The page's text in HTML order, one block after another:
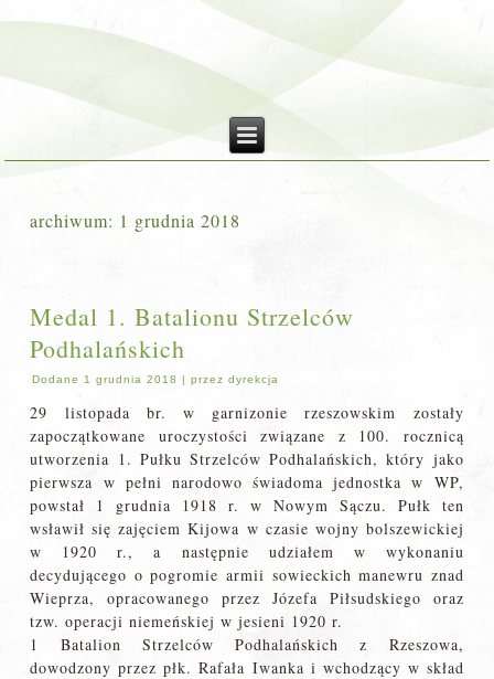
archiwum: 1 grudnia 2018
Medal 1. Batalionu Strzelców
Podhalańskich
Dodane 1 grudnia 2018 |przez dyrekcja
29 listopada br. w garnizonie rzeszowskim zostały
zapoczątkowane uroczystości związane z 100. rocznicą
utworzenia 1. Pułku Strzelców Podhalańskich, który jako
pierwsza w pełni narodowo świadoma jednostka w WP,
powstał 1 grudnia 1918 r. w Nowym Sączu. Pułk ten
wsławił się zajęciem Kijowa w czasie wojny bolszewickiej
w 1920 r., a następnie udziałem w wykonaniu
decydującego o pogromie armii sowieckich manewru znad
Wieprza, opracowanego przez Józefa Piłsudskiego oraz
tzw. operacji niemeńskiej w jesieni 1920 r.
1 Batalion Strzelców Podhalańskich z Rzeszowa,
dowodzony przez płk. Rafała Iwanka i wchodzący w skład